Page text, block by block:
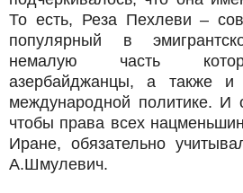
То есть, Реза Пехлеви –
популярный в
немалую часть
азербайджанцы, а также
международной политике. И
чтобы права всех
Иране, обязательно
А.Шмулевич.